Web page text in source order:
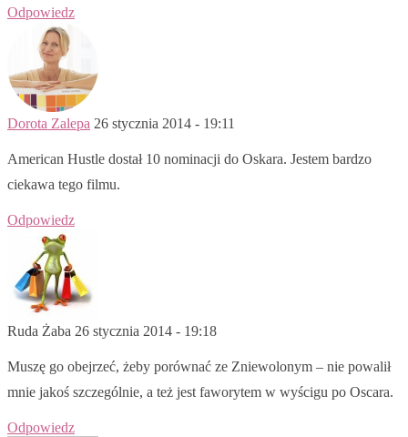
Odpowiedz
Dorota Zalepa 26 stycznia 2014 - 19:11
American Hustle dostał 10 nominacji do Oskara. Jestem bardzo
ciekawa tego filmu.
Odpowiedz
Ruda Żaba 26 stycznia 2014 - 19:18
Muszę go obejrzeć, żeby porównać ze Zniewolonym – nie powalił
mnie jakoś szczególnie, a też jest faworytem w wyścigu po Oscara.
Odpowiedz